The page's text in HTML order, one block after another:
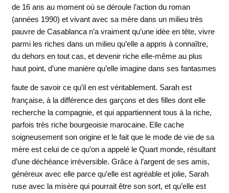
de 16 ans au moment où se déroule l’action du roman
(années 1990) et vivant avec sa mère dans un milieu très
pauvre de Casablanca n’a vraiment qu’une idée en tête, vivre
parmi les riches dans un milieu qu’elle a appris à connaître,
du dehors en tout cas, et devenir riche elle-même au plus
haut point, d’une manière qu’elle imagine dans ses fantasmes
faute de savoir ce qu’il en est véritablement. Sarah est
française, à la différence des garçons et des filles dont elle
recherche la compagnie, et qui appartiennent tous à la riche,
parfois très riche bourgeoisie marocaine. Elle cache
soigneusement son origine et le fait que le mode de vie de sa
mère est celui de ce qu’on a appelé le Quart monde, résultant
d’une déchéance irréversible. Grâce à l’argent de ses amis,
généreux avec elle parce qu’elle est agréable et jolie, Sarah
ruse avec la misère qui pourrait être son sort, et qu’elle est